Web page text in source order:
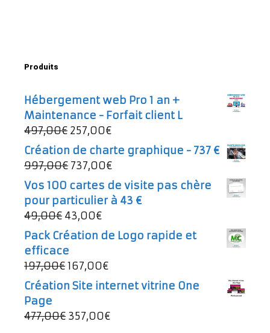
Produits
Hébergement web Pro 1 an +
Maintenance - Forfait client L
497,00€ Le
prix
initial
était :
497,00€.
257,00€Le
prix
actuel
257,00€.
Création de charte graphique - 737 €
997,00€ Le
prix
initial
était :
997,00€.
737,00€Le
prix
actuel
Vos 100 cartes de visite pas chère
pour particulier à 43 €
49,00€ Le
prix
initial
était :
49,00€.
43,00€Le
prix
actuel
est :
Pack Création de Logo rapide et
efficace
197,00€Le
prix
était :
197,00€.
167,00€Le
prix
est :
Création Site internet vitrine One
Page
477,00€ Le
357,00€Le